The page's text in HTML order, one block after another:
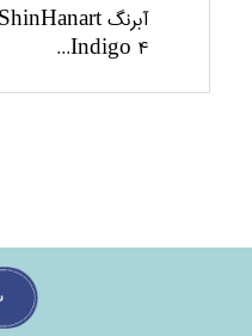
آبرنگ ShinHanart
Indigo 4...